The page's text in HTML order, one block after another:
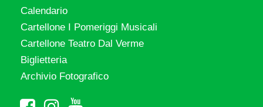
Calendario
Cartellone I Pomeriggi Musicali
Cartellone Teatro Dal Verme
Biglietteria
Archivio Fotografico